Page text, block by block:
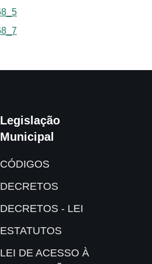
Legislação
Municipal
CÓDIGOS
DECRETOS
DECRETOS - LEI
ESTATUTOS
LEI DE ACESSO À